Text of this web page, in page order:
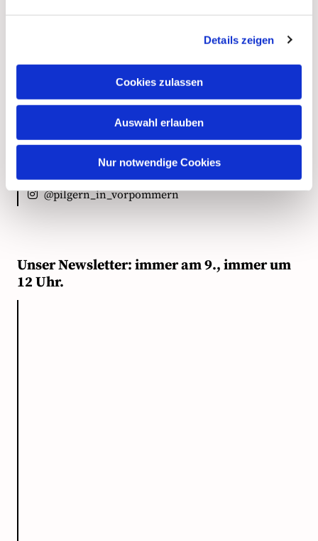
Details zeigen
Cookies zulassen
Auswahl erlauben
Nur notwendige Cookies
Clementstr. 1
info (at) pilgerinitiative-vorpommern.de
@pilgern_in_vorpommern
Unser Newsletter: immer am 9., immer um
12 Uhr.